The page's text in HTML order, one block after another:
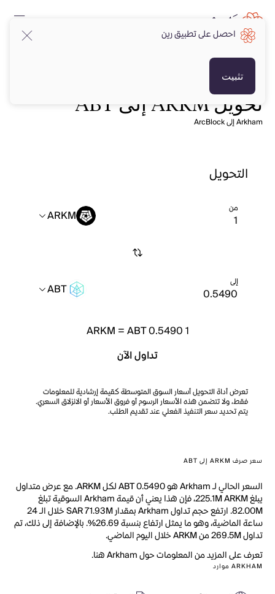
تحويل ARKM إلى ABT
Arkham إلى ArcBlock
التحويل
من ARKM
إلى ABT
1
ARKM =ABT 0.5490
تداول الآن
تعرض أداة التحويل أسعار السوق المتوسطة كقيمة إرشادية للمعلومات
فقط، ولا تتضمن هذه الأسعار الرسوم أو فروق الأسعار أو الانزلاق السعري.
يتم تحديد سعر التنفيذ الفعلي عند تقديم الطلب.
سعر صرف ARKM إلى ABT
السعر الحالي لـ Arkham هو ABT 0.5490 لكل ARKM. مع عرض متداول
يبلغ 225.1M ARKM، فإن هذا يعني أن قيمة Arkham السوقية تبلغ
82.00M. ارتفع حجم تداول Arkham بمقدار SAR 71.93M خلال الـ 24
ساعة الماضية، وهو ما يمثل ارتفاع بنسبة 26.69%. بالإضافة إلى ذلك، تم
تداول 269.5M من ARKM خلال اليوم الماضي.
تعرف على المزيد من المعلومات حول Arkham هنا.
ARKHAM موارد
احصل على تطبيق رين
تثبيت